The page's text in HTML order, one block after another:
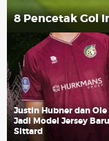
8 Pencetak Gol
Justin Hubner dan
Jadi Model Jersey
Sittard